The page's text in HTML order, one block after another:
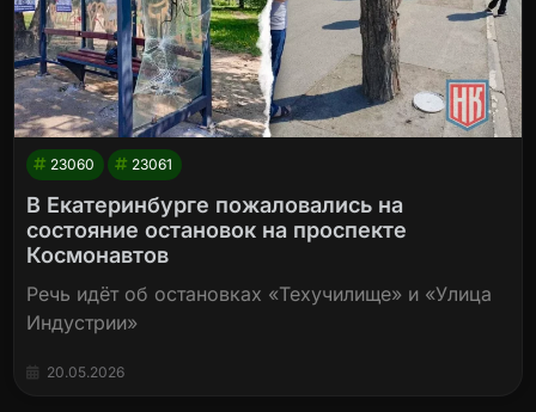
23060 23061
В Екатеринбурге пожаловались на
состояние остановок на проспекте
Космонавтов
Речь идёт об остановках «Техучилище» и «Улица
Индустрии»
20.05.2026